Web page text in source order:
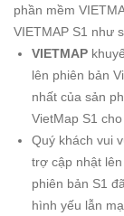
phần mềm
VIETMAP S1 như
VIETMAP
lên phiên bản
nhất của sản
VietMap S1
Quý khách vui
trợ cập nhật
phiên bản S1
hình yếu lẫn